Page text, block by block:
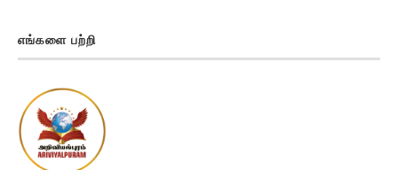
அறிவியல்புரம்!!!